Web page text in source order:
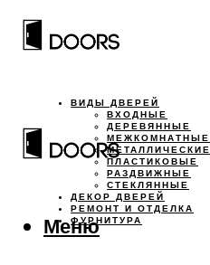
ВИДЫ ДВЕРЕЙ
ВХОДНЫЕ
ДЕРЕВЯННЫЕ
МЕЖКОМНАТНЫЕ
МЕТАЛЛИЧЕСКИЕ
ПЛАСТИКОВЫЕ
РАЗДВИЖНЫЕ
СТЕКЛЯННЫЕ
ДЕКОР ДВЕРЕЙ
РЕМОНТ И ОТДЕЛКА
ФУРНИТУРА
Меню